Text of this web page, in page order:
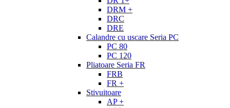
DRM +
DRC
DRE
Calandre cu uscare Seria PC
PC 80
PC 120
Pliatoare Seria FR
FRB
FR +
Stivuitoare
AP +